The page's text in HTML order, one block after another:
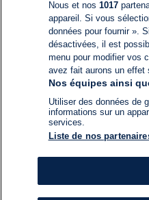
Nous et nos 1017
appareil. Si vous
données pour fournir ».
désactivées, il est
menu pour modifier vos
avez fait aurons un effet
Nos équipes ainsi
Utiliser des données de
informations sur un
services.
Liste de nos